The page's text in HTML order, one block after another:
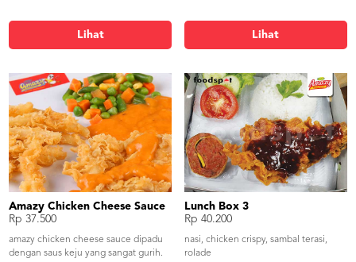
Lihat Lihat
Amazy Chicken Cheese Sauce
Rp 37.500
amazy chicken cheese sauce dipadu
dengan saus keju yang sangat gurih.
Lunch Box 3
Rp 40.200
nasi, chicken crispy, sambal terasi,
rolade